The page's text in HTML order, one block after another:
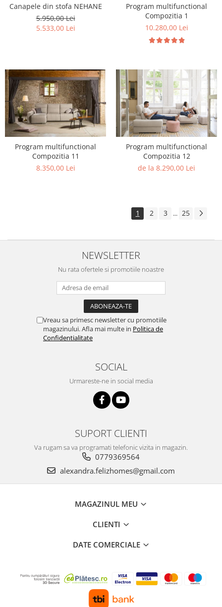
Canapele din stofa NEHANE
5.950,00 Lei
5.533,00 Lei
Program multifunctional
Compozitia 1
10.280,00 Lei
Program multifunctional
Compozitia 11
8.350,00 Lei
Program multifunctional
Compozitia 12
de la 8.290,00 Lei
1 2 3 ... 25
NEWSLETTER
Nu rata ofertele si promotiile noastre
Vreau sa primesc newsletter cu promotiile
magazinului. Afla mai multe in Politica de
Confidentialitate
SOCIAL
Urmareste-ne in social media
SUPORT CLIENTI
Va rugam sa va programati telefonic vizita in magazin.
0779369564
alexandra.felizhomes@gmail.com
MAGAZINUL MEU
CLIENTI
DATE COMERCIALE